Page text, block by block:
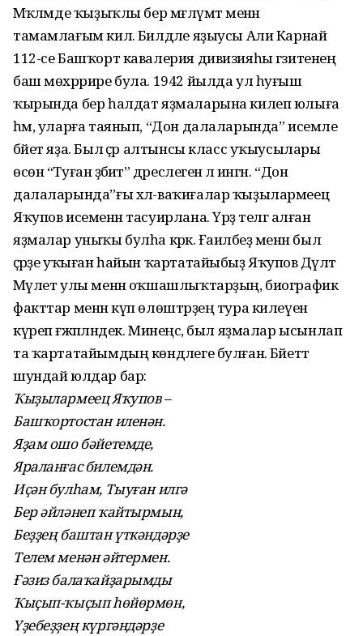
Мәҡәләмде ҡыҙыҡлы бер мәғлүмәт менән
тамамлағым килә. Билдәле яҙыусы Али Карнай
112-се Башҡорт кавалерия дивизияһы гәзитенең
баш мөхәррире була. 1942 йылда ул һуғыш
ҡырында бер һалдат яҙмаларына килеп юлыға
һәм, уларға таянып, “Дон далаларында” исемле
бәйет яҙа. Был әҫәр алтынсы класс уҡыусылары
өсөн “Туған әҙәбиәт” дәреслегенә лә ингән. “Дон
далаларында”ғы хәл-ваҡиғалар ҡыҙылармеец
Яҡупов исеменән тасуирлана. Үрҙә телгә алған
яҙмалар уныҡы булһа кәрәк. Ғаиләбеҙ менән был
әҫәрҙе уҡыған һайын ҡартатайыбыҙ Яҡупов Дәүләт
Мәүлет улы менән оҡшашлыҡтарҙың, биографик
факттар менән күп өлөштәрҙең тура килеүен
күреп ғәжәпләндек. Минеңсә, был яҙмалар ысынлап
та ҡартатайымдың көндәлеге булған. Бәйеттә
шундай юлдар бар:
Ҡыҙылармеец Яҡупов –
Башҡортостан иленән.
Яҙам ошо бәйетемде,
Яраланғас билемдән.
Иҫән булһам, Тыуған илгә
Бер әйләнеп ҡайтырмын,
Беҙҙең баштан үткәндәрҙе
Телем менән әйтермен.
Ғәзиз балаҡайҙарымды
Ҡыҫып-ҡыҫып һөйөрмөн,
Үҙебеҙҙең күргәндәрҙе